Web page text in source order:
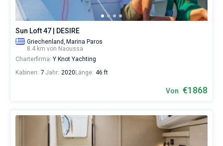
Sun Loft 47 | DESIRE
Griechenland, Marina Paros
8.4 km von Naoussa
Charterfirma: Y Knot Yachting
Kabinen: 7 Jahr: 2020 Länge: 46 ft
Von €1868